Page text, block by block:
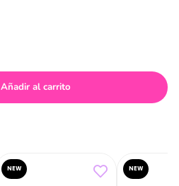
Añadir al carrito
NEW NEW